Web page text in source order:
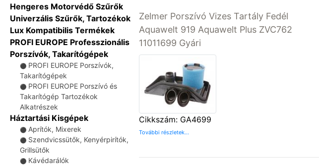
Hengeres Motorvédő Szűrők
Univerzális Szűrők, Tartozékok
Lux Kompatibilis Termékek
PROFI EUROPE Professzionális
Porszívók, Takarítógépek
⚫ PROFI EUROPE Porszívók,
Takarítógépek
⚫ PROFI EUROPE Porszívó és
Takarítógép Tartozékok
Alkatrészek
Háztartási Kisgépek
⚫ Aprítók, Mixerek
⚫ Szendvicssütők, Kenyérpirítók,
Grillsütők
⚫ Kávédarálók
Zelmer Porszívó Vizes Tartály Fedél
Aquawelt 919 Aquawelt Plus ZVC762
11011699 Gyári
Cikkszám: GA4699
További részletek...